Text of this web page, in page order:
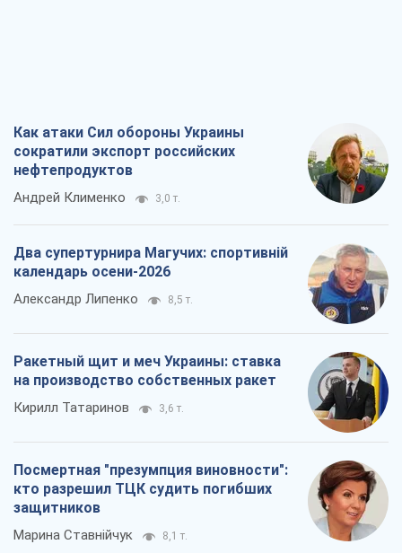
Как атаки Сил обороны Украины
сократили экспорт российских
нефтепродуктов
Андрей Клименко 3,0 т.
Два супертурнира Магучих: спортивній
календарь осени-2026
Александр Липенко 8,5 т.
Ракетный щит и меч Украины: ставка
на производство собственных ракет
Кирилл Татаринов 3,6 т.
Посмертная "презумпция виновности":
кто разрешил ТЦК судить погибших
защитников
Марина Ставнійчук 8,1 т.